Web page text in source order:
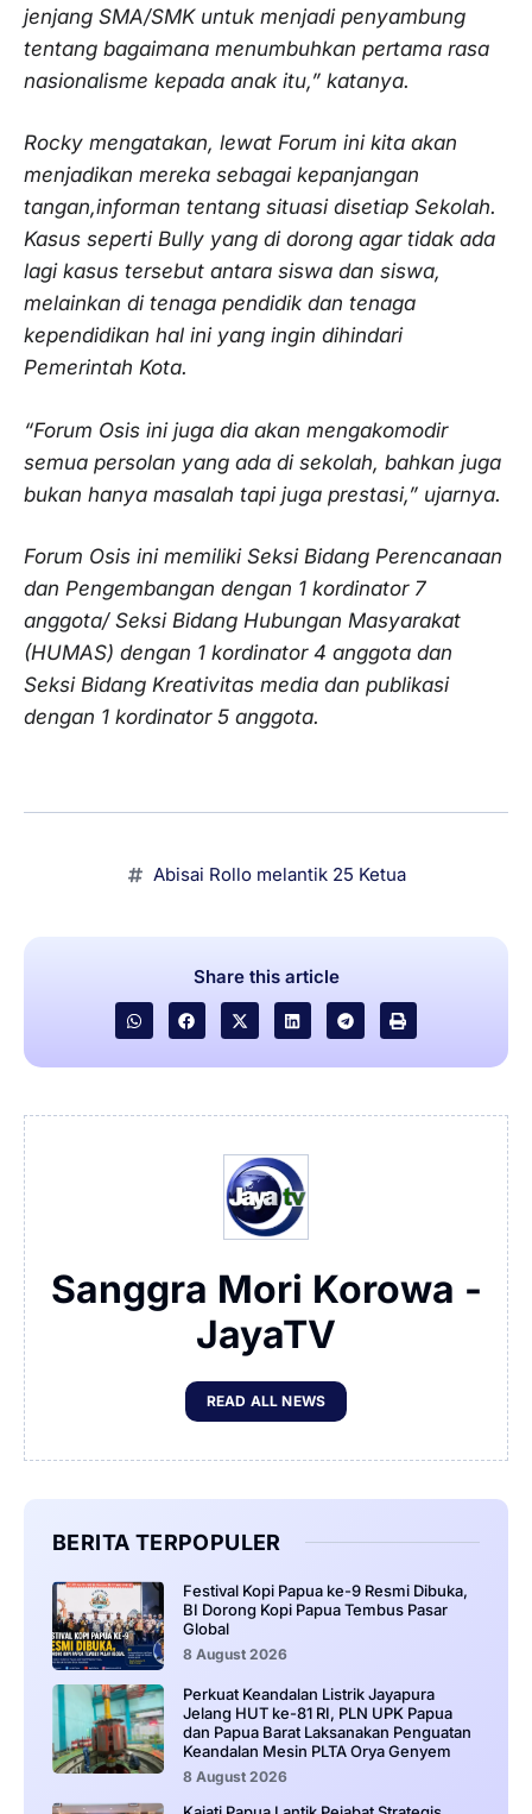
jenjang SMA/SMK untuk menjadi penyambung
tentang bagaimana menumbuhkan pertama rasa
nasionalisme kepada anak itu,” katanya.
Rocky mengatakan, lewat Forum ini kita akan
menjadikan mereka sebagai kepanjangan
tangan,informan tentang situasi disetiap Sekolah.
Kasus seperti Bully yang di dorong agar tidak ada
lagi kasus tersebut antara siswa dan siswa,
melainkan di tenaga pendidik dan tenaga
kependidikan hal ini yang ingin dihindari
Pemerintah Kota.
“Forum Osis ini juga dia akan mengakomodir
semua persolan yang ada di sekolah, bahkan juga
bukan hanya masalah tapi juga prestasi,” ujarnya.
Forum Osis ini memiliki Seksi Bidang Perencanaan
dan Pengembangan dengan 1 kordinator 7
anggota/ Seksi Bidang Hubungan Masyarakat
(HUMAS) dengan 1 kordinator 4 anggota dan
Seksi Bidang Kreativitas media dan publikasi
dengan 1 kordinator 5 anggota.
Abisai Rollo melantik 25 Ketua
Share this article
Sanggra Mori Korowa -
JayaTV
READ ALL NEWS
BERITA TERPOPULER
Festival Kopi Papua ke-9 Resmi Dibuka,
BI Dorong Kopi Papua Tembus Pasar
Global
8 August 2026
Perkuat Keandalan Listrik Jayapura
Jelang HUT ke-81 RI, PLN UPK Papua
dan Papua Barat Laksanakan Penguatan
Keandalan Mesin PLTA Orya Genyem
8 August 2026